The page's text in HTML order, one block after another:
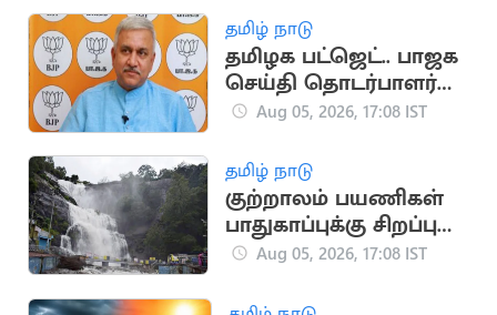
தமிழ் நாடு
தமிழக பட்ஜெட்.. பாஜக
செய்தி தொடர்பாளர்
விமர்சனம்
Aug 05, 2026, 17:08 IST
தமிழ் நாடு
குற்றாலம் பயணிகள்
பாதுகாப்புக்கு சிறப்பு
கண்காணிப்பு குழு
Aug 05, 2026, 17:08 IST